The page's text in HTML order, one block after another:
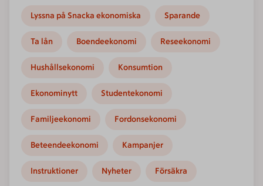
Lyssna på Snacka ekonomiska Sparande
Ta lån Boendeekonomi Reseekonomi
Hushållsekonomi Konsumtion
Ekonominytt Studentekonomi
Familjeekonomi Fordonsekonomi
Beteendeekonomi Kampanjer
Instruktioner Nyheter Försäkra